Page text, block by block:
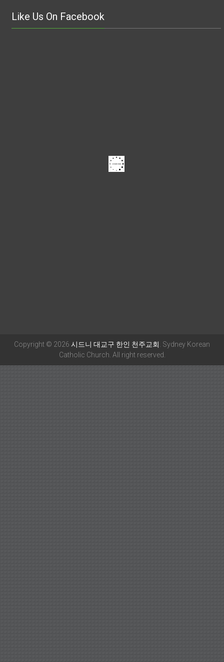
Like Us On Facebook
Copyright © 2026 시드니 대교구 한인 천주교회. Sydney Korean
Catholic Church. All right reserved.